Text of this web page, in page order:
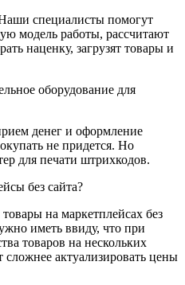
специалисты помогут
модель работы, рассчитают
наценку, загрузят товары и
оборудование для
денег и оформление
не придется. Но
для печати штрихкодов.
без сайта?
на маркетплейсах без
иметь ввиду, что при
товаров на нескольких
сложнее актуализировать цены